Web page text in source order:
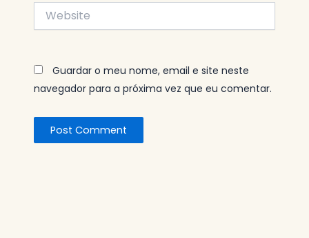
Website
Guardar o meu nome, email e site neste
navegador para a próxima vez que eu comentar.